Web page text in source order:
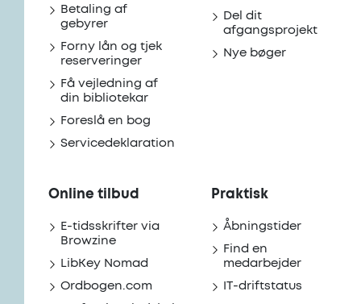
Betaling af
gebyrer
Forny lån og tjek
reserveringer
Få vejledning af
din bibliotekar
Foreslå en bog
Servicedeklaration
Del dit
afgangsprojekt
Nye bøger
Online tilbud
E-tidsskrifter via
Browzine
LibKey Nomad
Ordbogen.com
Praktisk
Åbningstider
Find en
medarbejder
IT-driftstatus